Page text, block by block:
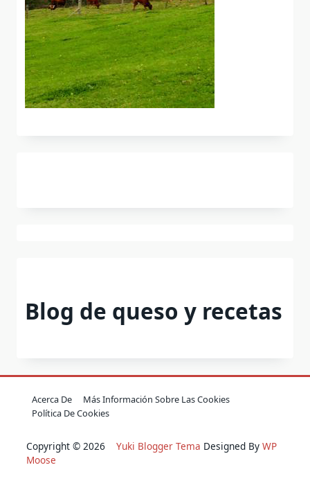
Blog de queso y recetas
Acerca De
Más Información Sobre Las Cookies
Política De Cookies
Copyright © 2026 Yuki Blogger Tema Designed By WP
Moose